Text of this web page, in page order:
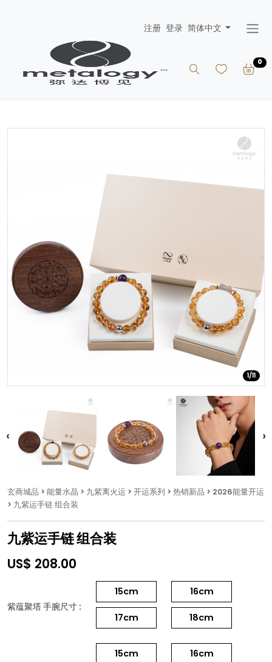
注册 登录 简体中文
0
1/11
玄商城品 > 能量水晶 > 九紫离⽕运 > 开运系列 > 热销新品 > 2026能量开运
> 九紫运手链 组合装
九紫运手链 组合装
US$ 208.00
紫蕴聚塔 手腕尺寸 :
15cm 16cm
17cm 18cm
15cm 16cm